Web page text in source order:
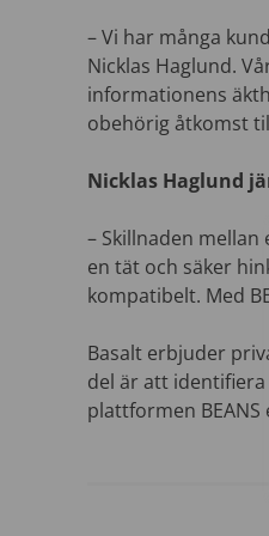
– Vi har många
Nicklas Haglund.
informationens
obehörig åtkomst
Nicklas Haglund
– Skillnaden mellan
en tät och säker
kompatibelt. Med
Basalt erbjuder
del är att identifiera
plattformen BEANS